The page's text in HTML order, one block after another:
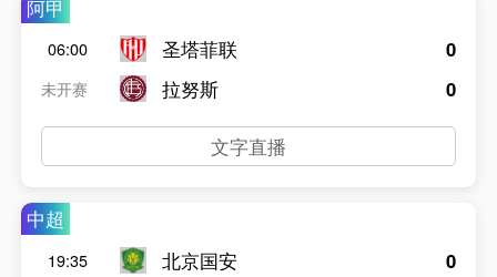
阿甲
06:00
未开赛
圣塔菲联
拉努斯
0
0
文字直播
中超
19:35
北京国安
0